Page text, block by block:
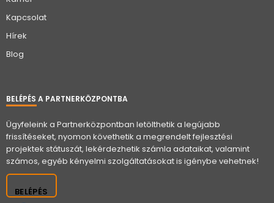
Kapcsolat
Hírek
Blog
BELÉPÉS A PARTNERKÖZPONTBA
Ügyfeleink a Partnerközpontban letölthetik a legújabb
frissítéseket, nyomon követhetik a megrendelt fejlesztési
projektek státuszát, lekérdezhetik számla adataikat, valamint
számos, egyéb kényelmi szolgáltatásokat is igénybe vehetnek!
BELÉPÉS